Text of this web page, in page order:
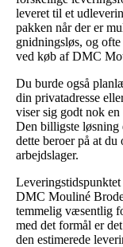
leveret til et
pakken når der er
gnidningsløs, og
ved køb af DMC
Du burde også
din privatadresse
viser sig godt nok
Den billigste løsning
dette beroer på at
arbejdslager.
DMC Mouliné
temmelig væsentlig
med det formål er
den estimerede